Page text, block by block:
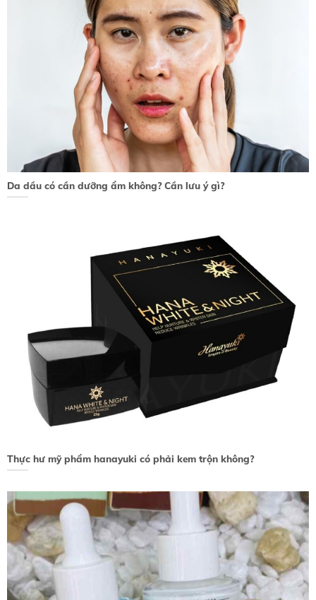
Da dầu có cần dưỡng ẩm không? Cần lưu ý gì?
Thực hư mỹ phẩm hanayuki có phải kem trộn không?